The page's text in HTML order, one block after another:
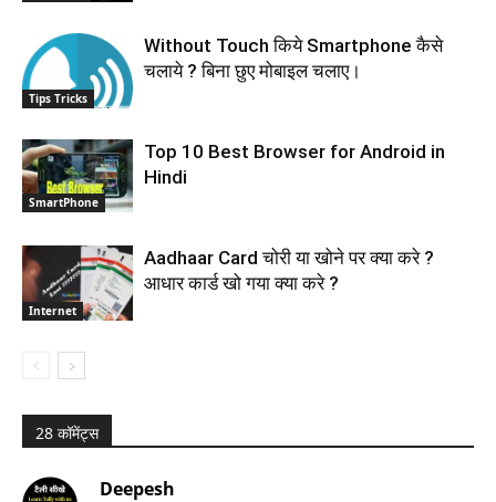
Tips Tricks
Without Touch किये Smartphone कैसे
चलाये ? बिना छुए मोबाइल चलाए।
SmartPhone
Top 10 Best Browser for Android in
Hindi
Internet
Aadhaar Card चोरी या खोने पर क्या करे ?
आधार कार्ड खो गया क्या करे ?
28 कॉमेंट्स
Deepesh